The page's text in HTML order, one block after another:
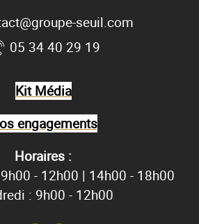
seuil.com
05 34 40 29 19
Kit Média
engagements
Horaires :
- 12h00 | 14h00 - 18h00
: 9h00 - 12h00